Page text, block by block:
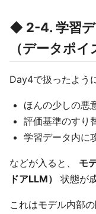
◆ 2-4. 学習デ
（データポイ
Day4で扱ったよう
ほんの少しの悪
評価基準のすり
学習データ内に
などが入ると、 モ
ドアLLM）
状態が
これはモデル内部